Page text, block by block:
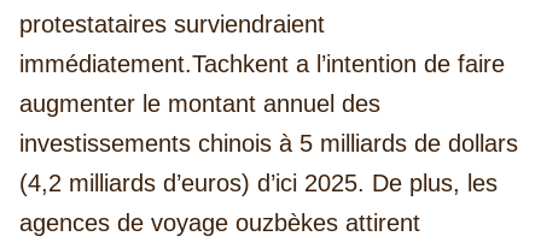
protestataires surviendraient
immédiatement.Tachkent a l’intention de faire
augmenter le montant annuel des
investissements chinois à 5 milliards de dollars
(4,2 milliards d’euros) d’ici 2025. De plus, les
agences de voyage ouzbèkes attirent